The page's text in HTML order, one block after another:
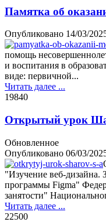
Памятка об
Опубликовано 14/03/
помощь
и воспитания в
виде: первичной...
Читать далее ...
19840
Открытый урок
Обновленное
Опубликовано 06/03/
"Изучение веб-дизайна.
программы Figma"
занятости"
Читать далее ...
22500